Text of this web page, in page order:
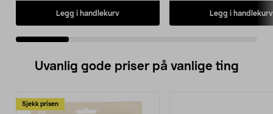
Legg i handlekurv Legg i handlekurv
Uvanlig gode priser på vanlige ting
Sjekk prisen